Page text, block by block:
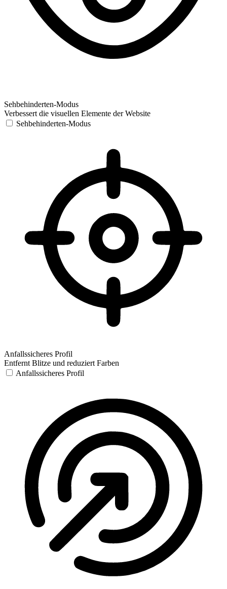
Sehbehinderten-Modus
Verbessert die visuellen Elemente der Website
Sehbehinderten-Modus
Anfallssicheres Profil
Entfernt Blitze und reduziert Farben
Anfallssicheres Profil